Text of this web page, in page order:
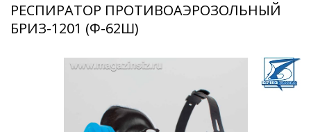
РЕСПИРАТОР ПРОТИВОАЭРОЗОЛЬНЫЙ
БРИЗ-1201 (Ф-62Ш)